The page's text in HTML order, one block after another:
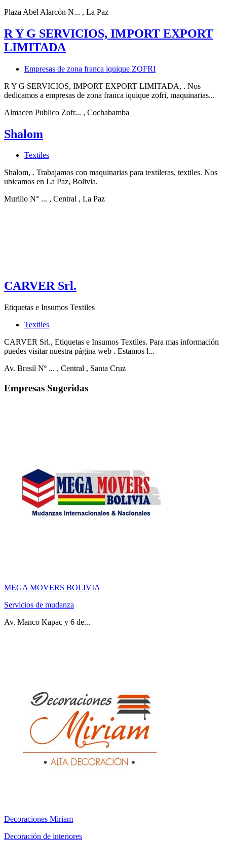
Plaza Abel Alarcón N... , La Paz
R Y G SERVICIOS, IMPORT EXPORT
LIMITADA
Empresas de zona franca iquique ZOFRI
R Y G SERVICIOS, IMPORT EXPORT LIMITADA, . Nos
dedicamos a empresas de zona franca iquique zofri, maquinarias...
Almacen Publico Zofr... , Cochabamba
Shalom
Textiles
Shalom, . Trabajamos con maquinarias para textileras, textiles. Nos
ubicamos en La Paz, Bolivia.
Murillo N° ... , Central , La Paz
CARVER Srl.
Etiquetas e Insumos Textiles
Textiles
CARVER Srl., Etiquetas e Insumos Textiles. Para mas información
puedes visitar nuestra página web . Estamos l...
Av. Brasil Nº ... , Central , Santa Cruz
Empresas Sugeridas
MEGA MOVERS BOLIVIA
Servicios de mudanza
Av. Manco Kapac y 6 de...
Decoraciones Miriam
Decoración de interiores